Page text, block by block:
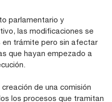
parlamentario y
las modificaciones se
trámite pero sin afectar
que hayan empezado a
de una comisión
los procesos que tramitan